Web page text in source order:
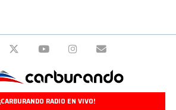
¡CARBURANDO RADIO EN VIVO!